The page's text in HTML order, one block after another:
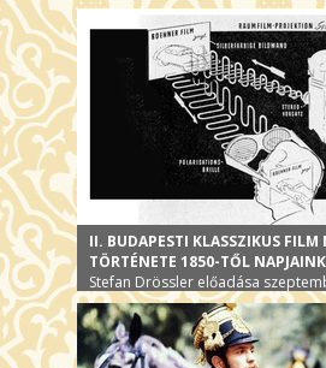
II. BUDAPESTI KLASSZIKUS
TÖRTÉNETE 1850-TŐL
Stefan Drössler előadása